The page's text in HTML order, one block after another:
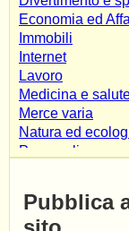
Economia ed
Immobili
Internet
Lavoro
Medicina e
Merce varia
Natura ed
Personali
Shopping e
Società e culture
Pubblica